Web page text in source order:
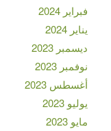
فبراير 2024
يناير 2024
ديسمبر 2023
نوفمبر 2023
أغسطس 2023
يوليو 2023
مايو 2023